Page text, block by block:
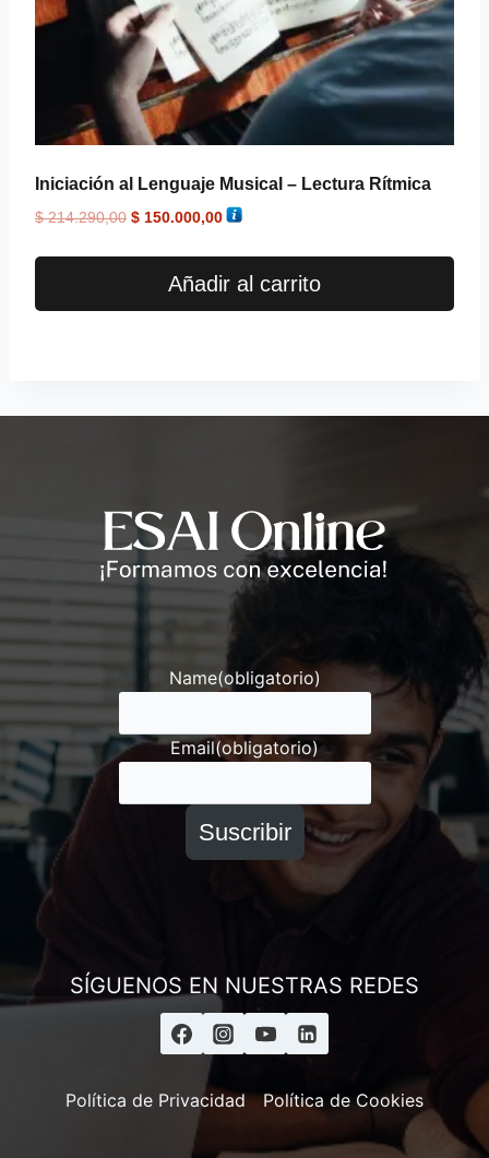
Iniciación al Lenguaje Musical – Lectura Rítmica
$214.290,00 $ 150.000,00
Añadir al carrito
Name(obligatorio)
Email(obligatorio)
Suscribir
SÍGUENOS EN NUESTRAS REDES
Política de Privacidad Política de Cookies